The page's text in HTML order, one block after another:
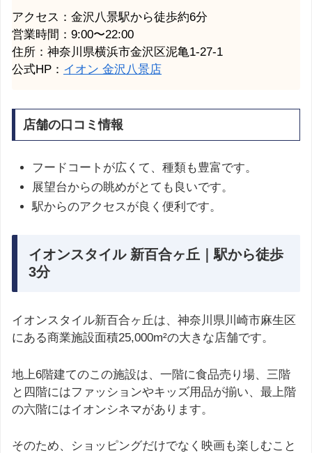
アクセス：金沢八景駅から徒歩約6分
営業時間：9:00〜22:00
住所：神奈川県横浜市金沢区泥亀1-27-1
公式HP： イオン 金沢八景店
店舗の口コミ情報
フードコートが広くて、種類も豊富です。
展望台からの眺めがとても良いです。
駅からのアクセスが良く便利です。
イオンスタイル 新百合ヶ丘｜駅から徒歩
3分
イオンスタイル新百合ヶ丘は、神奈川県川崎市麻生区
にある商業施設面積25,000m²の大きな店舗です。
地上6階建てのこの施設は、一階に食品売り場、三階
と四階にはファッションやキッズ用品が揃い、最上階
の六階にはイオンシネマがあります。
そのため、ショッピングだけでなく映画も楽しむこと